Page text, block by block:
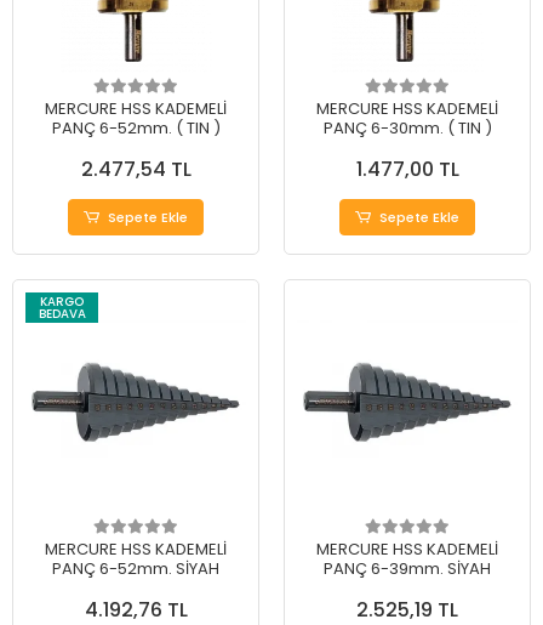
MERCURE HSS KADEMELİ
PANÇ 6-52mm. ( TIN )
2.477,54 TL
Sepete Ekle
MERCURE HSS KADEMELİ
PANÇ 6-30mm. ( TIN )
1.477,00 TL
Sepete Ekle
KARGO
BEDAVA
MERCURE HSS KADEMELİ
PANÇ 6-52mm. SİYAH
4.192,76 TL
MERCURE HSS KADEMELİ
PANÇ 6-39mm. SİYAH
2.525,19 TL